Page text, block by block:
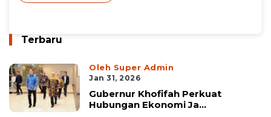
Terbaru
Oleh Super Admin
Jan 31, 2026
Gubernur Khofifah Perkuat
Hubungan Ekonomi Ja...